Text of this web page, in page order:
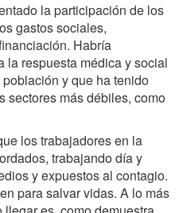
la participación de los
gastos sociales,
Habría
la respuesta médica y social
y que ha tenido
sectores más débiles, como
los trabajadores en la
trabajando día y
y expuestos al contagio.
para salvar vidas. A lo más